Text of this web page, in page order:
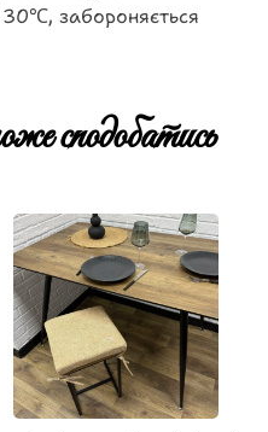
30℃, забороняється